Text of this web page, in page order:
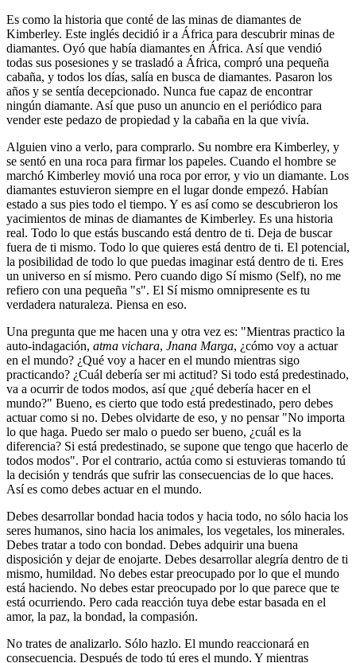
Es como la historia que conté de las minas de diamantes de
Kimberley. Este inglés decidió ir a África para descubrir minas de
diamantes. Oyó que había diamantes en África. Así que vendió
todas sus posesiones y se trasladó a África, compró una pequeña
cabaña, y todos los días, salía en busca de diamantes. Pasaron los
años y se sentía decepcionado. Nunca fue capaz de encontrar
ningún diamante. Así que puso un anuncio en el periódico para
vender este pedazo de propiedad y la cabaña en la que vivía.
Alguien vino a verlo, para comprarlo. Su nombre era Kimberley, y
se sentó en una roca para firmar los papeles. Cuando el hombre se
marchó Kimberley movió una roca por error, y vio un diamante. Los
diamantes estuvieron siempre en el lugar donde empezó. Habían
estado a sus pies todo el tiempo. Y es así como se descubrieron los
yacimientos de minas de diamantes de Kimberley. Es una historia
real. Todo lo que estás buscando está dentro de ti. Deja de buscar
fuera de ti mismo. Todo lo que quieres está dentro de ti. El potencial,
la posibilidad de todo lo que puedas imaginar está dentro de ti. Eres
un universo en sí mismo. Pero cuando digo Sí mismo (Self), no me
refiero con una pequeña "s". El Sí mismo omnipresente es tu
verdadera naturaleza. Piensa en eso.
Una pregunta que me hacen una y otra vez es: "Mientras practico la
auto-indagación, atma vichara, Jnana Marga, ¿cómo voy a actuar
en el mundo? ¿Qué voy a hacer en el mundo mientras sigo
practicando? ¿Cuál debería ser mi actitud? Si todo está predestinado,
va a ocurrir de todos modos, así que ¿qué debería hacer en el
mundo?" Bueno, es cierto que todo está predestinado, pero debes
actuar como si no. Debes olvidarte de eso, y no pensar "No importa
lo que haga. Puedo ser malo o puedo ser bueno, ¿cuál es la
diferencia? Si está predestinado, se supone que tengo que hacerlo de
todos modos". Por el contrario, actúa como si estuvieras tomando tú
la decisión y tendrás que sufrir las consecuencias de lo que haces.
Así es como debes actuar en el mundo.
Debes desarrollar bondad hacia todos y hacia todo, no sólo hacia los
seres humanos, sino hacia los animales, los vegetales, los minerales.
Debes tratar a todo con bondad. Debes adquirir una buena
disposición y dejar de enojarte. Debes desarrollar alegría dentro de ti
mismo, humildad. No debes estar preocupado por lo que el mundo
está haciendo. No debes estar preocupado por lo que parece que te
está ocurriendo. Pero cada reacción tuya debe estar basada en el
amor, la paz, la bondad, la compasión.
No trates de analizarlo. Sólo hazlo. El mundo reaccionará en
consecuencia. Después de todo tú eres el mundo. Y mientras